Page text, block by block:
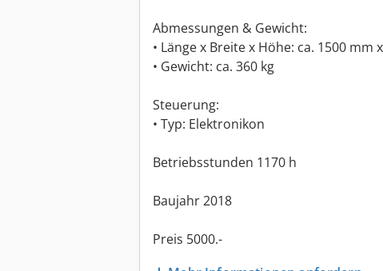
Abmessungen & Gewicht:
• Länge x Breite x Höhe: ca. 1500 mm
• Gewicht: ca. 360 kg
Steuerung:
• Typ: Elektronikon
Betriebsstunden 1170 h
Baujahr 2018
Preis 5000.-